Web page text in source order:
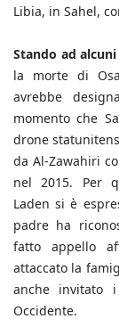
Libia, in Sahel,
Stando ad
la morte di
avrebbe
momento che
drone
da Al-Zawahiri
nel 2015. Per
Laden si è
padre ha
fatto appello
attaccato la
anche invitato
Occidente.